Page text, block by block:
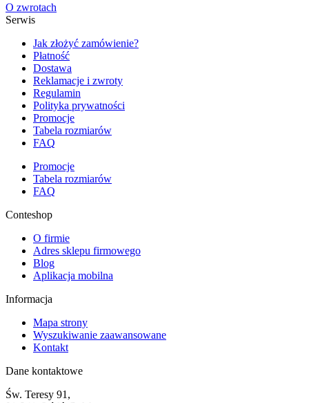
O zwrotach
Serwis
Jak złożyć zamówienie?
Płatność
Dostawa
Reklamacje i zwroty
Regulamin
Polityka prywatności
Promocje
Tabela rozmiarów
FAQ
Promocje
Tabela rozmiarów
FAQ
Conteshop
O firmie
Adres sklepu firmowego
Blog
Aplikacja mobilna
Informacja
Mapa strony
Wyszukiwanie zaawansowane
Kontakt
Dane kontaktowe
Św. Teresy 91,